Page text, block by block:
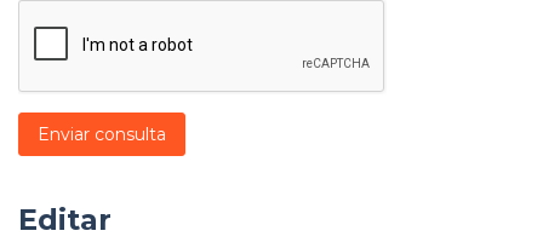
Enviar consulta
Editar